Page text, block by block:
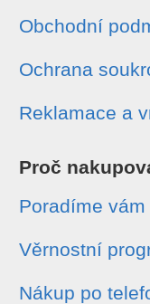
Obchodní
Ochrana
Reklamace a
Proč
Poradíme
Věrnostní
Nákup po